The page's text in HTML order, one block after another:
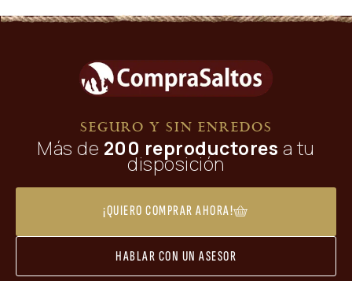
SEGURO Y SIN ENREDOS
Más de 200 reproductores a tu
disposición
¡QUIERO COMPRAR AHORA!
HABLAR CON UN ASESOR